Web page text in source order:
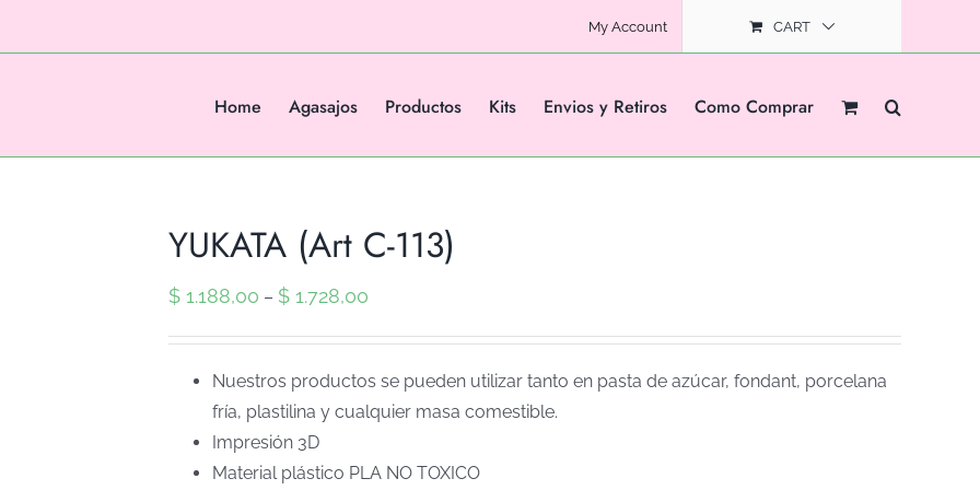
My Account CART
Home Agasajos Productos Kits Envios y Retiros Como Comprar
YUKATA (Art C-113)
$ 1.188,00 – $ 1.728,00
Nuestros productos se pueden utilizar tanto en pasta de azúcar, fondant, porcelana
fría, plastilina y cualquier masa comestible.
Impresión 3D
Material plástico PLA NO TOXICO